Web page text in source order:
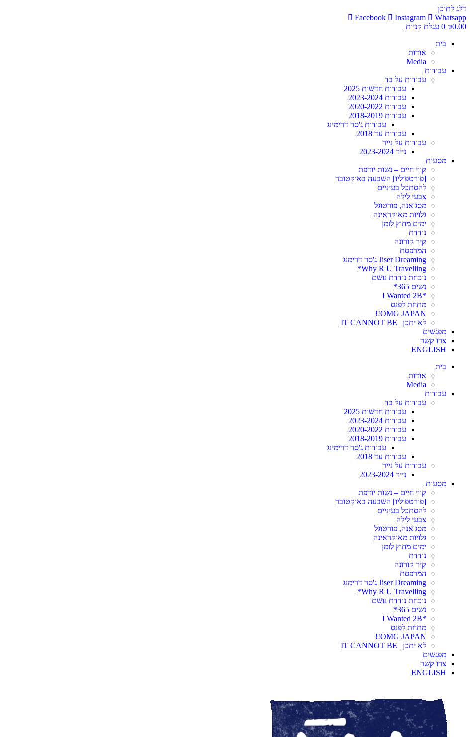
דלג לתוכן
Facebook
Instagram
Whatsapp
₪0.00
0 עגלת קניות
בית
אודות
Media
עבודות
עבודות על בד
עבודות חדשות 2025
עבודות 2023-2024
עבודות 2020-2022
עבודות 2018-2019
עבודות ג'סר דרימינג
עבודות עד 2018
עבודות על נייר
נייר 2023-2024
מסעות
קווי חיים – נשות יודפת
[פורטפוליו] השבעה באוקטובר
להסתכל בעיניים
צבעי לילה
מסג'אנה, פורטוגל
גלויות מאוקראינה
ימים מחוץ לזמן
נודדת
קיר קורונה
המרפסת
Jiser Dreaming ג'סר דרימנג
Why R U Travelling*
נוכחת נודדת נושם
נשים 365*
*I Wanted 2B
מתחת לפנס
OMG JAPAN!!
לא יתכן | IT CANNOT BE
מפגשים
צרו קשר
ENGLISH
בית
אודות
Media
עבודות
עבודות על בד
עבודות חדשות 2025
עבודות 2023-2024
עבודות 2020-2022
עבודות 2018-2019
עבודות ג'סר דרימינג
עבודות עד 2018
עבודות על נייר
נייר 2023-2024
מסעות
קווי חיים – נשות יודפת
[פורטפוליו] השבעה באוקטובר
להסתכל בעיניים
צבעי לילה
מסג'אנה, פורטוגל
גלויות מאוקראינה
ימים מחוץ לזמן
נודדת
קיר קורונה
המרפסת
Jiser Dreaming ג'סר דרימנג
Why R U Travelling*
נוכחת נודדת נושם
נשים 365*
*I Wanted 2B
מתחת לפנס
OMG JAPAN!!
לא יתכן | IT CANNOT BE
מפגשים
צרו קשר
ENGLISH